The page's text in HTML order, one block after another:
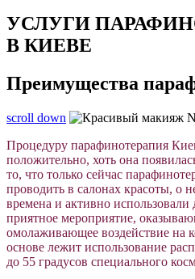
УСЛУГИ
В КИЕВЕ
Преимущества
scroll down
Процедуру парафинотерапия
положительно, хоть она
то, что только сейчас
проводить в салонах красоты, о
времена и активно
приятное мероприятие,
омолаживающее воздействие на
основе лежит использование
до 55 градусов специального